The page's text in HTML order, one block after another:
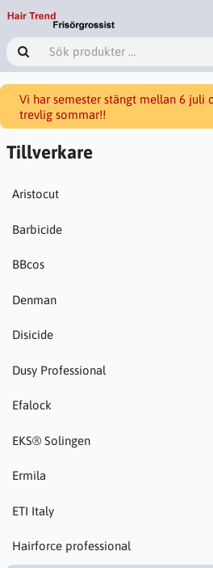
Vi har semester stängt mellan 6 juli
trevlig sommar!!
Tillverkare
Aristocut
Barbicide
BBcos
Denman
Disicide
Dusy Professional
Efalock
EKS® Solingen
Ermila
ETI Italy
Hairforce professional